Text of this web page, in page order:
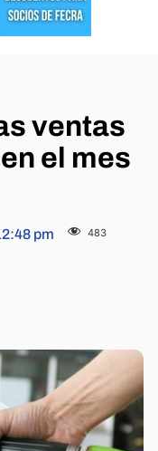
ventas
el mes
pm 483